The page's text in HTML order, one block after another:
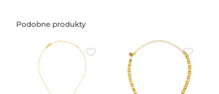
Podobne produkty